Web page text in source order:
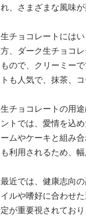
れ、さまざまな風味
生チョコレートには
方、ダーク生チョコ
もので、クリーミー
トも人気で、抹茶、
生チョコレートの用
ントでは、愛情を込
ームやケーキと組み
も利用されるため、
最近では、健康志向
イルや嗜好に合わせ
定が重要視されてお